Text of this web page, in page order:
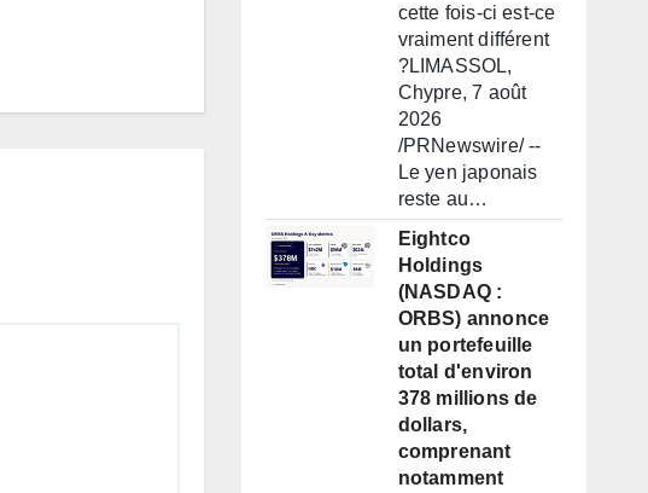
cette fois-ci est-ce
vraiment différent
?LIMASSOL,
Chypre, 7 août
2026
/PRNewswire/ --
Le yen japonais
reste au…
Eightco
Holdings
(NASDAQ :
ORBS) annonce
un portefeuille
total d'environ
378 millions de
dollars,
comprenant
notamment